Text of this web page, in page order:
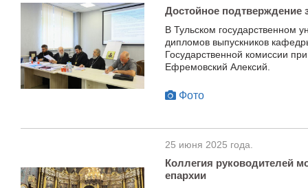
Достойное подтверждение
В Тульском государственном
дипломов выпускников
Государственной комиссии
Ефремовский Алексий.
Фото
25 июня 2025 года.
Коллегия руководителей
епархии